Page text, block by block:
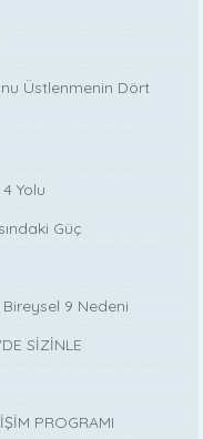
Üstlenmenin Dört
Yolu
Güç
9 Nedeni
SİZİNLE
PROGRAMI